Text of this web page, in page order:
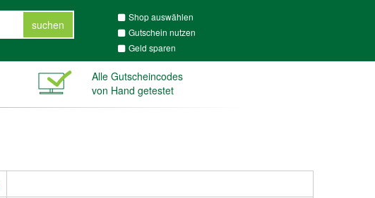
suchen
Shop auswählen
Gutschein nutzen
Geld sparen
Alle Gutscheincodes
von Hand getestet